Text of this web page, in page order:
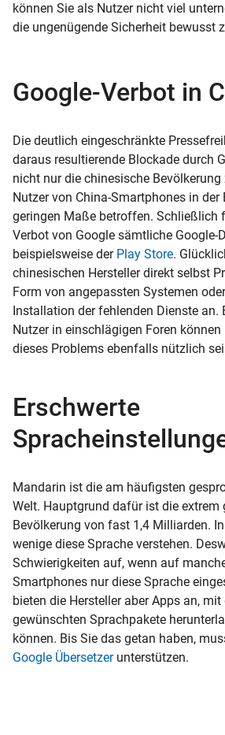
können Sie als Nutzer nicht viel
die ungenügende Sicherheit bewusst
Google-Verbot in
Die deutlich eingeschränkte
daraus resultierende Blockade durch
nicht nur die chinesische Bevölkerung
Nutzer von China-Smartphones in der
geringen Maße betroffen. Schließlich
Verbot von Google sämtliche Google-
beispielsweise der Play Store.
chinesischen Hersteller direkt selbst
Form von angepassten Systemen
Installation der fehlenden Dienste an.
Nutzer in einschlägigen Foren
dieses Problems ebenfalls nützlich
Erschwerte
Mandarin ist die am häufigsten
Welt. Hauptgrund dafür ist die extrem
Bevölkerung von fast 1,4 Milliarden.
wenige diese Sprache verstehen.
Schwierigkeiten auf, wenn auf
Smartphones nur diese Sprache
bieten die Hersteller aber Apps an, mit
gewünschten Sprachpakete
können. Bis Sie das getan haben,
Google Übersetzerunterstützen.